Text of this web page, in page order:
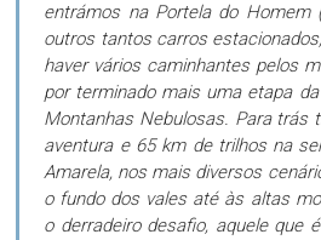
entrámos na Portela do Homem
outros tantos carros
haver vários caminhantes pelos
por terminado mais uma etapa
Montanhas Nebulosas. Para trás
aventura e 65 km de trilhos na
Amarela, nos mais diversos
o fundo dos vales até às altas
o derradeiro desafio, aquele que